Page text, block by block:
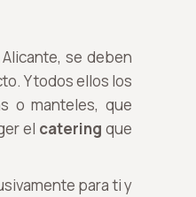
se deben
Y todos ellos los
o manteles, que
el catering que
para ti y